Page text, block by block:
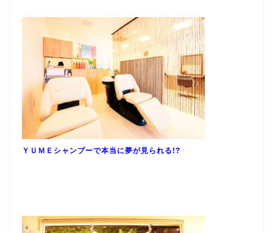
ＹＵＭＥシャンプーで本当に夢が見られる!?